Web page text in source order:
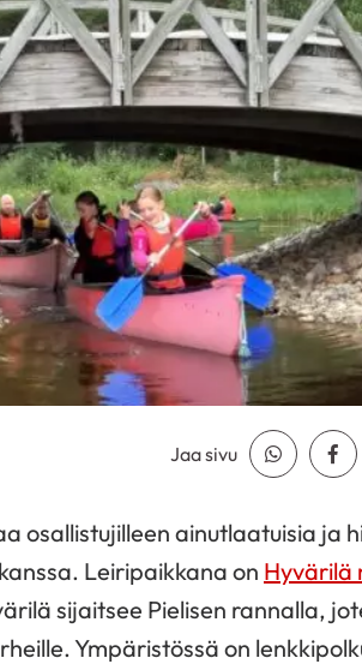
Jaa sivu Jaa
osallistujilleen ainutlaatuisia ja
Leiripaikkana on Hyvärilä
sijaitsee Pielisen rannalla,
Ympäristössä on